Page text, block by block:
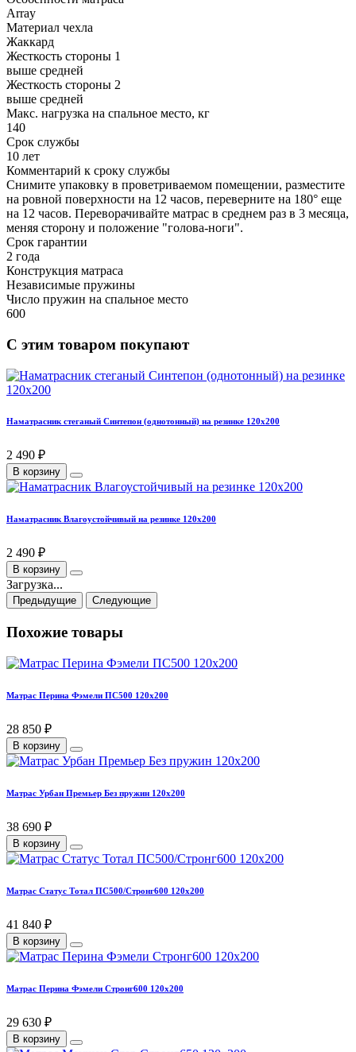
Array
Материал чехла
Жаккард
Жесткость стороны 1
выше средней
Жесткость стороны 2
выше средней
Макс. нагрузка на спальное место, кг
140
Срок службы
10 лет
Комментарий к сроку службы
Снимите упаковку в проветриваемом помещении, разместите
на ровной поверхности на 12 часов, переверните на 180° еще
на 12 часов. Переворачивайте матрас в среднем раз в 3 месяца,
меняя сторону и положение "голова-ноги".
Срок гарантии
2 года
Конструкция матраса
Независимые пружины
Число пружин на спальное место
600
С этим товаром покупают
Наматрасник стеганый Синтепон (однотонный) на резинке 120х200
2 490 ₽
В корзину
Наматрасник Влагоустойчивый на резинке 120х200
2 490 ₽
В корзину
Загрузка...
Предыдущие Следующие
Похожие товары
Матрас Перина Фэмели ПС500 120х200
28 850 ₽
В корзину
Матрас Урбан Премьер Без пружин 120х200
38 690 ₽
В корзину
Матрас Статус Тотал ПС500/Стронг600 120х200
41 840 ₽
В корзину
Матрас Перина Фэмели Стронг600 120х200
29 630 ₽
В корзину